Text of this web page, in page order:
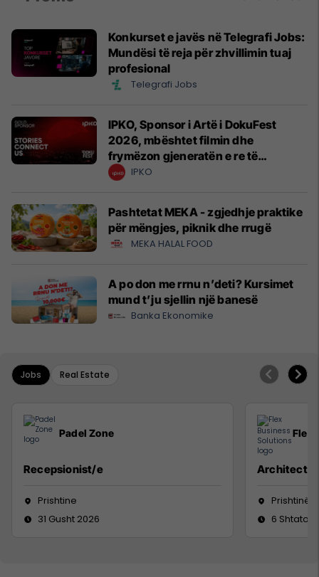
Konkurset e javës në Telegrafi Jobs:
Mundësi të reja për zhvillimin tuaj
profesional
Telegrafi Jobs
IPKO, Sponsor i Artë i DokuFest
2026, mbështet filmin dhe
frymëzon gjeneratën e re të
krijuesve
IPKO
Pashtetat MEKA - zgjedhje praktike
për mëngjes, piknik dhe rrugë
MEKA HALAL FOOD
A po don me rrnu n’deti? Kursimet
mund t’ju sjellin një banesë
Banka Ekonomike
Jobs Real Estate
Padel Zone
Recepsionist/e
Prishtine
31 Gusht 2026
Flex
Architect
Prishtinë
6 Shtator